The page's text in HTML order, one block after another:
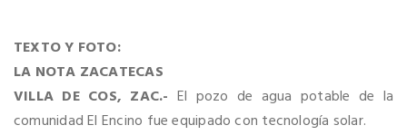
TEXTO Y FOTO:
LA NOTA ZACATECAS
VILLA DE COS, ZAC.- El pozo de agua potable de la
comunidad El Encino fue equipado con tecnología solar.